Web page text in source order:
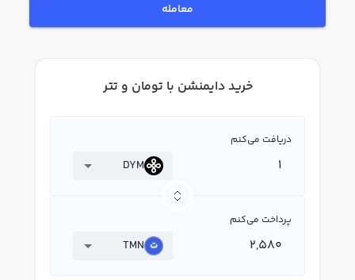
معامله
خرید دایمنشن با تومان و تتر
دریافت می‌کنم
DYM
پرداخت می‌کنم
TMN